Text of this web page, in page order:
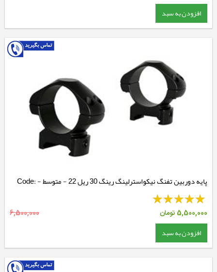
افزودن به سبد
پایه دوربین تفنگ نیکواسترلینگ رینگ 30 ریل 22 - متوسط - Code:
NSM30WM
5,500,000 تومان 6,500,000
افزودن به سبد